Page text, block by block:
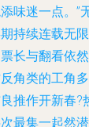
味迷一点。”
持续连载无
长与翻看依
角类的工角
推作开新春?
最集一起然